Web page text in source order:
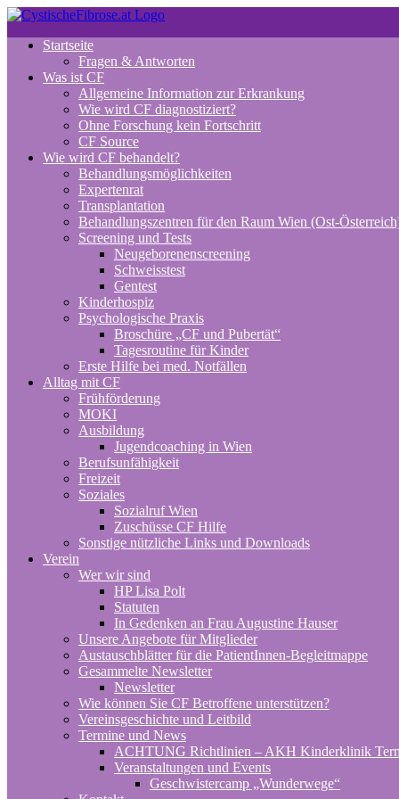
Zum
springenStartseite
Fragen & Antworten
Was ist CF
Allgemeine Information zur Erkrankung
Wie wird CF diagnostiziert?
Ohne Forschung kein Fortschritt
CF Source
Wie wird CF behandelt?
Behandlungsmöglichkeiten
Expertenrat
Transplantation
Behandlungszentren für den Raum Wien (Ost-
Screening und Tests
Neugeborenenscreening
Schweisstest
Gentest
Kinderhospiz
Psychologische Praxis
Broschüre „CF und Pubertät“
Tagesroutine für Kinder
Erste Hilfe bei med. Notfällen
Alltag mit CF
Frühförderung
MOKI
Ausbildung
Jugendcoaching in Wien
Berufsunfähigkeit
Freizeit
Soziales
Sozialruf Wien
Zuschüsse CF Hilfe
Sonstige nützliche Links und Downloads
Verein
Wer wir sind
HP Lisa Polt
Statuten
In Gedenken an Frau Augustine Hauser
Unsere Angebote für Mitglieder
Austauschblätter für die PatientInnen-Begleitmappe
Gesammelte Newsletter
Newsletter
Wie können Sie CF Betroffene unterstützen?
Vereinsgeschichte und Leitbild
Termine und News
ACHTUNG Richtlinien – AKH Kinderklinik
Veranstaltungen und Events
Geschwistercamp „Wunderwege“